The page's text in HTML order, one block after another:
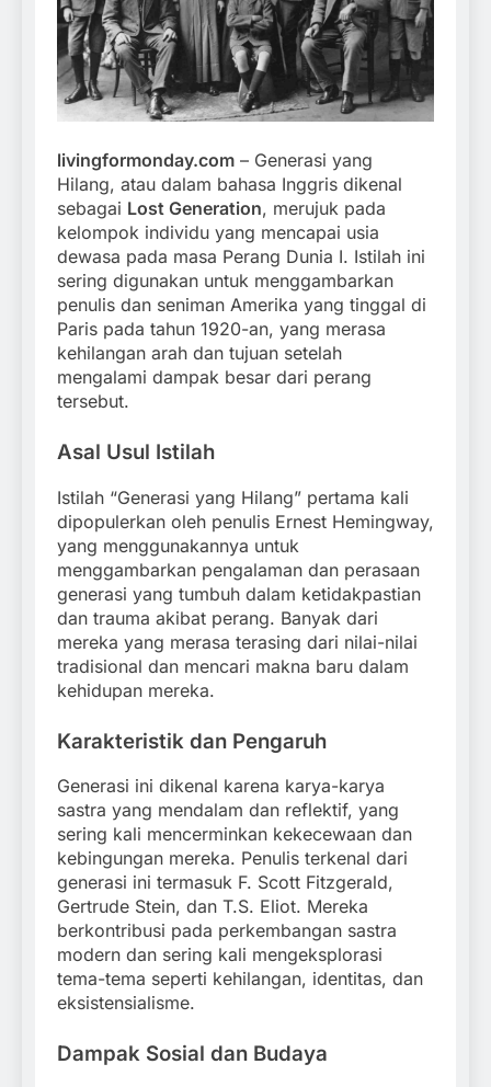
livingformonday.com – Generasi yang
Hilang, atau dalam bahasa Inggris dikenal
sebagai Lost Generation, merujuk pada
kelompok individu yang mencapai usia
dewasa pada masa Perang Dunia I. Istilah ini
sering digunakan untuk menggambarkan
penulis dan seniman Amerika yang tinggal di
Paris pada tahun 1920-an, yang merasa
kehilangan arah dan tujuan setelah
mengalami dampak besar dari perang
tersebut.
Asal Usul Istilah
Istilah “Generasi yang Hilang” pertama kali
dipopulerkan oleh penulis Ernest Hemingway,
yang menggunakannya untuk
menggambarkan pengalaman dan perasaan
generasi yang tumbuh dalam ketidakpastian
dan trauma akibat perang. Banyak dari
mereka yang merasa terasing dari nilai-nilai
tradisional dan mencari makna baru dalam
kehidupan mereka.
Karakteristik dan Pengaruh
Generasi ini dikenal karena karya-karya
sastra yang mendalam dan reflektif, yang
sering kali mencerminkan kekecewaan dan
kebingungan mereka. Penulis terkenal dari
generasi ini termasuk F. Scott Fitzgerald,
Gertrude Stein, dan T.S. Eliot. Mereka
berkontribusi pada perkembangan sastra
modern dan sering kali mengeksplorasi
tema-tema seperti kehilangan, identitas, dan
eksistensialisme.
Dampak Sosial dan Budaya